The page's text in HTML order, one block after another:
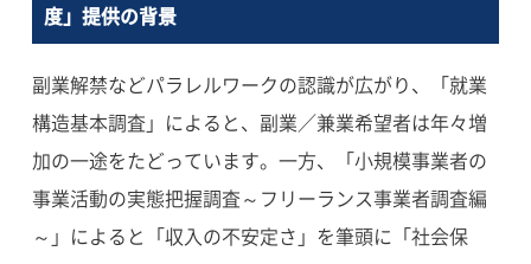
度」提供の背景
副業解禁などパラレルワークの認識が広がり、「就業
構造基本調査」によると、副業／兼業希望者は年々増
加の一途をたどっています。一方、「小規模事業者の
事業活動の実態把握調査～フリーランス事業者調査編
～」によると「収入の不安定さ」を筆頭に「社会保